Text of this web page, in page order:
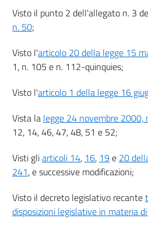
12
14
15
Contributo di
17
19
Sezione III
Procedimento
20
Visto il punto 2 dell'allegato n. 3
n. 50;
Visto l'articolo 20 della legge 15
1, n. 105 e n. 112-quinquies;
Visto l'articolo 1 della legge 16
Vista la legge 24 novembre 2000,
12, 14, 46, 47, 48, 51 e 52;
Visti gliarticoli 14, 16, 19 e 20
241, e successive modificazioni;
Visto il decreto legislativo recante
disposizioni legislative in materia